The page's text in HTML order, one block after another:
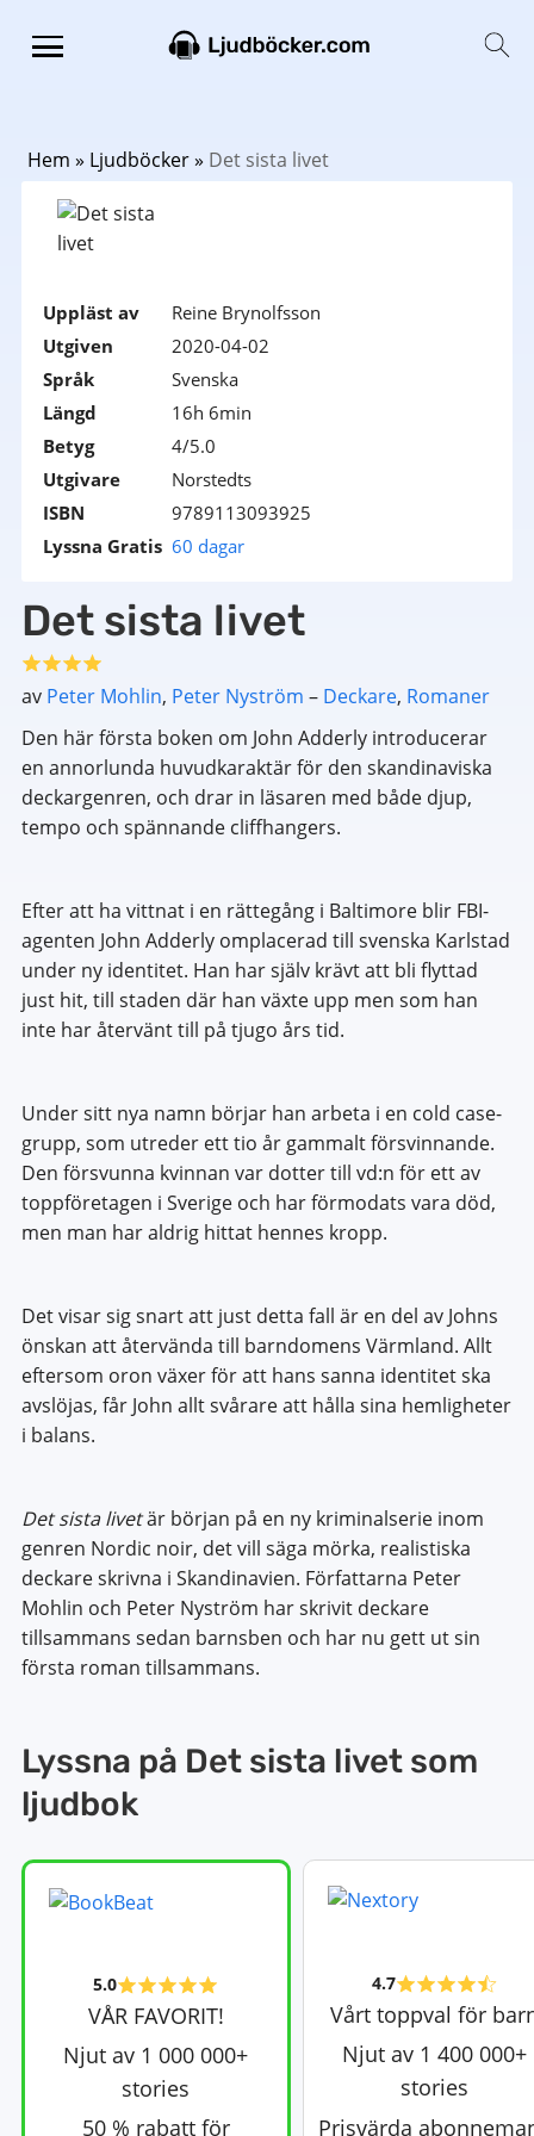
Hem » Ljudböcker» Det sista livet
Uppläst av
Reine Brynolfsson
Utgiven
2020-04-02
Språk
Svenska
Längd
16h 6min
Betyg
4/5.0
Utgivare
Norstedts
ISBN
9789113093925
Lyssna Gratis 60 dagar
Det sista livet
av Peter Mohlin, Peter Nyström – Deckare, Romaner
Den här första boken om John Adderly introducerar
en annorlunda huvudkaraktär för den skandinaviska
deckargenren, och drar in läsaren med både djup,
tempo och spännande cliffhangers.
Efter att ha vittnat i en rättegång i Baltimore blir FBI-
agenten John Adderly omplacerad till svenska Karlstad
under ny identitet. Han har själv krävt att bli flyttad
just hit, till staden där han växte upp men som han
inte har återvänt till på tjugo års tid.
Under sitt nya namn börjar han arbeta i en cold case-
grupp, som utreder ett tio år gammalt försvinnande.
Den försvunna kvinnan var dotter till vd:n för ett av
toppföretagen i Sverige och har förmodats vara död,
men man har aldrig hittat hennes kropp.
Det visar sig snart att just detta fall är en del av Johns
önskan att återvända till barndomens Värmland. Allt
eftersom oron växer för att hans sanna identitet ska
avslöjas, får John allt svårare att hålla sina hemligheter
i balans.
Det sista livetär början på en ny kriminalserie inom
genren Nordic noir, det vill säga mörka, realistiska
deckare skrivna i Skandinavien. Författarna Peter
Mohlin och Peter Nyström har skrivit deckare
tillsammans sedan barnsben och har nu gett ut sin
första roman tillsammans.
Lyssna på Det sista livet som
ljudbok
4.7
Vårt toppval för
Njut av 1 400 000+
stories
Prisvärda
5.0
VÅR FAVORIT!
Njut av 1 000 000+
stories
50 % rabatt för